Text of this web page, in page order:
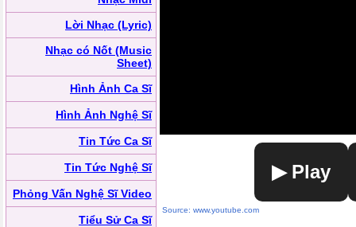
Lời Nhạc (Lyric)
Nhạc có Nốt (Music
Sheet)
Hình Ảnh Ca Sĩ
Hình Ảnh Nghệ Sĩ
Tin Tức Ca Sĩ
Tin Tức Nghệ Sĩ
Phỏng Vấn Nghệ Sĩ Video
Tiểu Sử Ca Sĩ
▶ Play
Source: www.youtube.com